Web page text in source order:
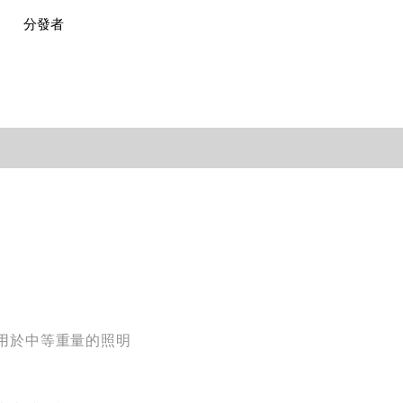
分發者
於中等重量的照明